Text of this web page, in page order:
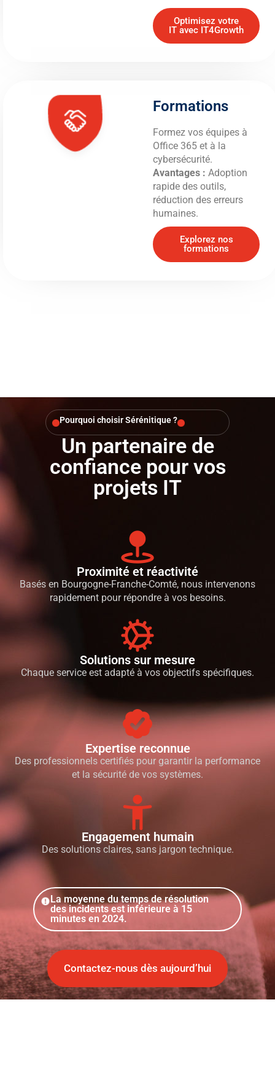
Optimisez votre
IT avec IT4Growth
Formations
Formez vos équipes à
Office 365 et à la
cybersécurité.
Avantages : Adoption
rapide des outils,
réduction des erreurs
humaines.
Explorez nos
formations
Pourquoi choisir Sérénitique ?​
Un partenaire de
confiance pour vos
projets IT
Proximité et réactivité
Basés en Bourgogne-Franche-Comté, nous intervenons
rapidement pour répondre à vos besoins.
Solutions sur mesure
Chaque service est adapté à vos objectifs spécifiques.
Expertise reconnue
Des professionnels certifiés pour garantir la performance
et la sécurité de vos systèmes.
Engagement humain
Des solutions claires, sans jargon technique.
La moyenne du temps de résolution
des incidents est inférieure à 15
minutes en 2024.
Contactez-nous dès aujourd’hui